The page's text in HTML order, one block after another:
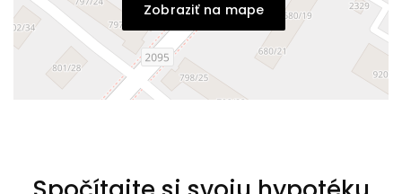
Zobraziť na mape